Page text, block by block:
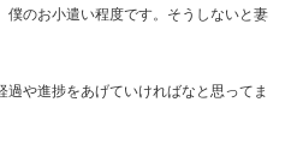
僕のお小遣い程度です。そうしないと妻
や進捗をあげていければなと思ってま